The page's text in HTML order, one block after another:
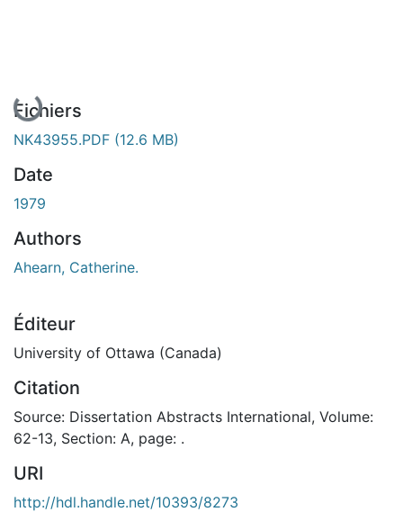
Fichiers
NK43955.PDF (12.6 MB)
Date
1979
Authors
Ahearn, Catherine.
Éditeur
University of Ottawa (Canada)
Citation
Source: Dissertation Abstracts International, Volume:
62-13, Section: A, page: .
URI
http://hdl.handle.net/10393/8273